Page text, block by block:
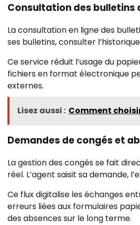
Consultation des bulletins
La consultation en ligne des
ses bulletins, consulter
Ce service réduit l’usage du
fichiers en format électronique
externes.
Lisez aussi : Comment
Demandes de congés et
La gestion des congés se fait
réel. L’agent saisit sa demande,
Ce flux digitalise les échanges
erreurs liées aux formulaires
des absences sur le long terme.